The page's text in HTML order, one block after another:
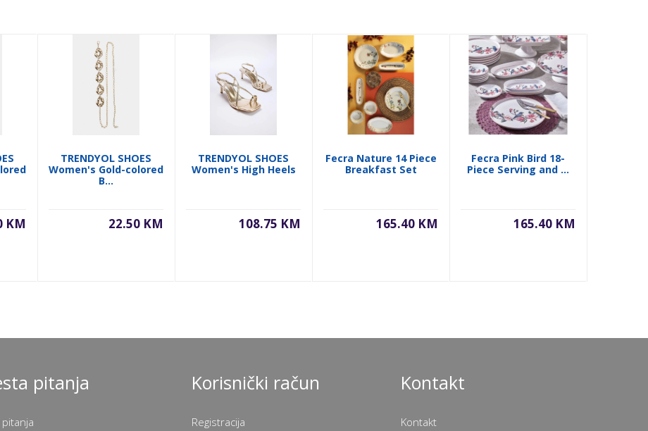
KM
TRENDYOL SHOES
Women's Gold-colored
B...
22.50 KM
TRENDYOL SHOES
Women's High Heels
108.75 KM
Fecra Nature 14 Piece
Breakfast Set
165.40 KM
Fecra Pink Bird 18-
Piece Serving and ...
165.40 KM
pitanja
pitanja
Korisnički račun
Registracija
Kontakt
Kontakt